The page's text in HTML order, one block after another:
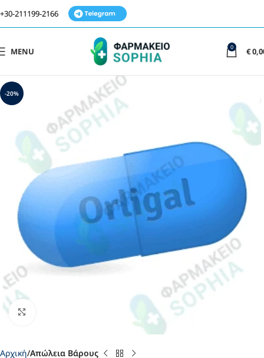
+30-211199-2166
MENU 0 €
-20%
Αρχική Απώλεια Βάρους